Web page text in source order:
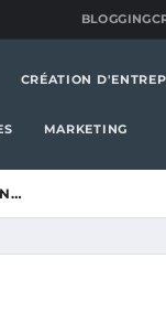
BLOGGING
CRÉATION
MARKETING